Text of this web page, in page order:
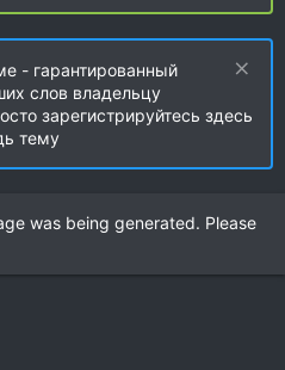
- гарантированный
слов владельцу
зарегистрируйтесь здесь
тему
was being generated. Please